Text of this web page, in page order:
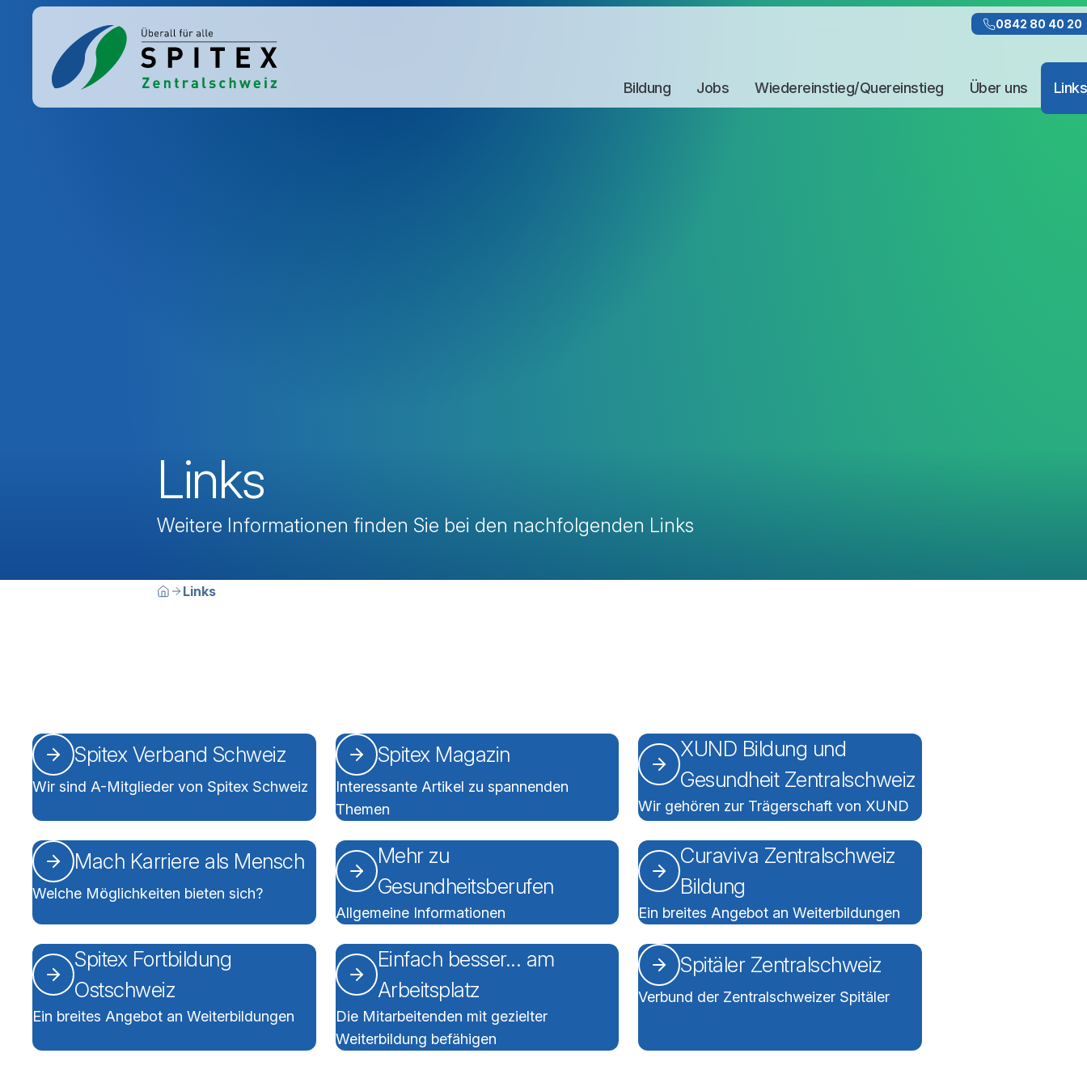
0842 80 40 20
Bildung Jobs Wiedereinstieg/Quereinstieg Über uns Links
Links
Weitere Informationen finden Sie bei den nachfolgenden Links
Breadcrumbnavigation
Sie befinden sich hier:
HomeLinks
Wichtige Links
Spitex Verband Schweiz
Wir sind A-Mitglieder von Spitex Schweiz
Spitex Magazin
Interessante Artikel zu spannenden
Themen
XUND Bildung und
Gesundheit Zentralschweiz
Wir gehören zur Trägerschaft von XUND
Mach Karriere als Mensch
Welche Möglichkeiten bieten sich?
Mehr zu
Gesundheitsberufen
Allgemeine Informationen
Curaviva Zentralschweiz
Bildung
Ein breites Angebot an Weiterbildungen
Spitex Fortbildung
Ostschweiz
Ein breites Angebot an Weiterbildungen
Einfach besser... am
Arbeitsplatz
Die Mitarbeitenden mit gezielter
Weiterbildung befähigen
Spitäler Zentralschweiz
Verbund der Zentralschweizer Spitäler